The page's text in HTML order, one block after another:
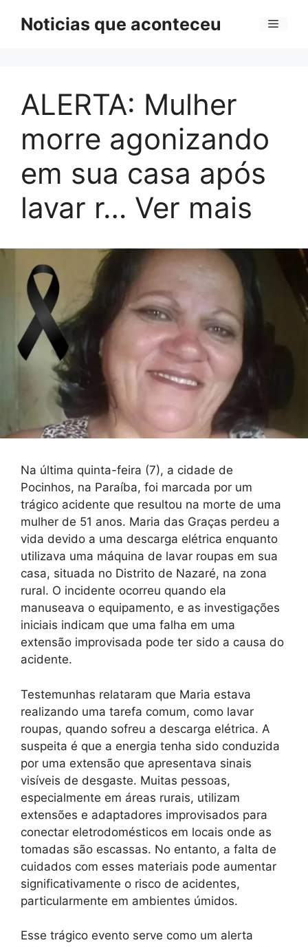
Noticias que aconteceu Menu
ALERTA: Mulher
morre agonizando
em sua casa após
lavar r… Ver mais
Na última quinta-feira (7), a cidade de
Pocinhos, na Paraíba, foi marcada por um
trágico acidente que resultou na morte de uma
mulher de 51 anos. Maria das Graças perdeu a
vida devido a uma descarga elétrica enquanto
utilizava uma máquina de lavar roupas em sua
casa, situada no Distrito de Nazaré, na zona
rural. O incidente ocorreu quando ela
manuseava o equipamento, e as investigações
iniciais indicam que uma falha em uma
extensão improvisada pode ter sido a causa do
acidente.
Testemunhas relataram que Maria estava
realizando uma tarefa comum, como lavar
roupas, quando sofreu a descarga elétrica. A
suspeita é que a energia tenha sido conduzida
por uma extensão que apresentava sinais
visíveis de desgaste. Muitas pessoas,
especialmente em áreas rurais, utilizam
extensões e adaptadores improvisados para
conectar eletrodomésticos em locais onde as
tomadas são escassas. No entanto, a falta de
cuidados com esses materiais pode aumentar
significativamente o risco de acidentes,
particularmente em ambientes úmidos.
Esse trágico evento serve como um alerta